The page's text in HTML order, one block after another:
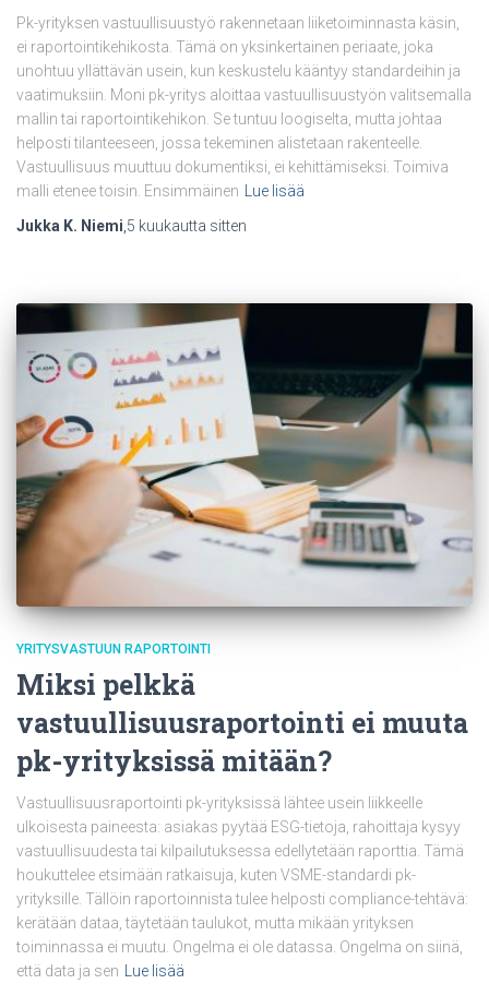
Pk-yrityksen vastuullisuustyö rakennetaan liiketoiminnasta käsin,
ei raportointikehikosta. Tämä on yksinkertainen periaate, joka
unohtuu yllättävän usein, kun keskustelu kääntyy standardeihin ja
vaatimuksiin. Moni pk-yritys aloittaa vastuullisuustyön valitsemalla
mallin tai raportointikehikon. Se tuntuu loogiselta, mutta johtaa
helposti tilanteeseen, jossa tekeminen alistetaan rakenteelle.
Vastuullisuus muuttuu dokumentiksi, ei kehittämiseksi. Toimiva
malli etenee toisin. Ensimmäinen Lue lisää
Jukka K. Niemi 5 kuukautta sitten
YRITYSVASTUUN RAPORTOINTI
Miksi pelkkä
vastuullisuusraportointi ei muuta
pk-yrityksissä mitään?
Vastuullisuusraportointi pk-yrityksissä lähtee usein liikkeelle
ulkoisesta paineesta: asiakas pyytää ESG-tietoja, rahoittaja kysyy
vastuullisuudesta tai kilpailutuksessa edellytetään raporttia. Tämä
houkuttelee etsimään ratkaisuja, kuten VSME-standardi pk-
yrityksille. Tällöin raportoinnista tulee helposti compliance-tehtävä:
kerätään dataa, täytetään taulukot, mutta mikään yrityksen
toiminnassa ei muutu. Ongelma ei ole datassa. Ongelma on siinä,
että data ja sen Lue lisää